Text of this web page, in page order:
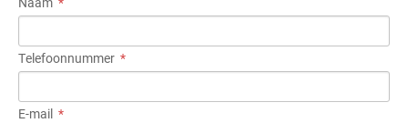
Telefoonnummer
E-mail